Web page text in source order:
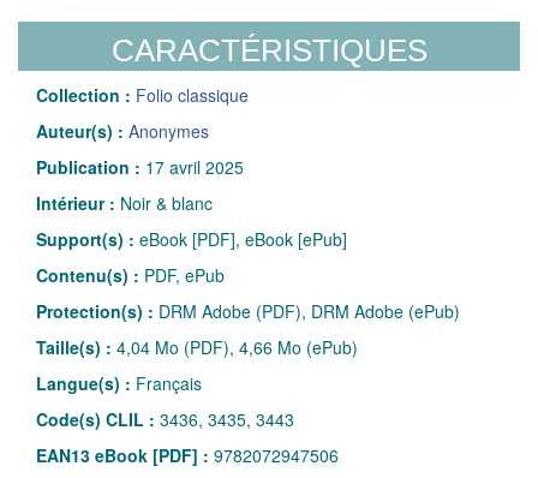
CARACTÉRISTIQUES
Collection : Folio classique
Auteur(s) : Anonymes
Publication : 17 avril 2025
Intérieur : Noir & blanc
Support(s) : eBook [PDF], eBook [ePub]
Contenu(s) : PDF, ePub
Protection(s) : DRM Adobe (PDF), DRM Adobe (ePub)
Taille(s) : 4,04 Mo (PDF), 4,66 Mo (ePub)
Langue(s) : Français
Code(s) CLIL : 3436, 3435, 3443
EAN13 eBook [PDF] : 9782072947506